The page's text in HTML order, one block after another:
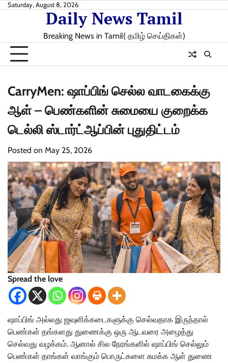
SkipSaturday, August 8, 2026
Daily News Tamil
Breaking News in Tamil( தமிழ் செய்திகள்)
CarryMen: ஷாப்பிங் செல்ல வாடகைக்கு
ஆள் – பெண்களின் சுமையை குறைக்க
டெல்லி ஸ்டார்ட்ஆப்பின் புதுதிட்டம்
Posted on May 25, 2026
Spread the love
ஷாப்பிங் அல்லது ஜவுளிக்கடைகளுக்கு செல்வதாக இருந்தால்
பெண்கள் தங்களது துணைக்கு ஒரு ஆடவரை அழைத்து
செல்வது வழக்கம். ஆனால் சில நேரங்களில் ஷாப்பிங் செல்லும்
பெண்கள் தாங்கள் வாங்கும் பொருட்களை சுமக்க ஆள் துணை